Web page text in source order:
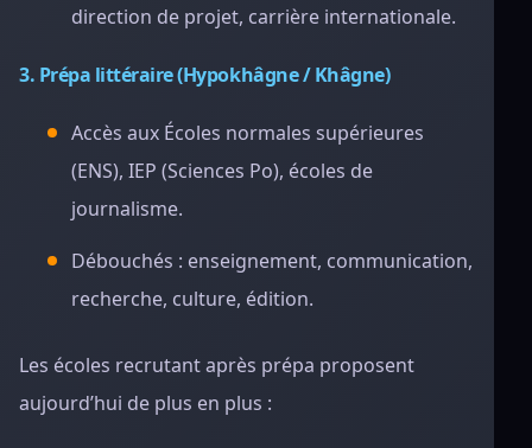
direction de projet, carrière internationale.
3. Prépa littéraire (Hypokhâgne / Khâgne)
Accès aux Écoles normales supérieures
(ENS), IEP (Sciences Po), écoles de
journalisme.
Débouchés : enseignement, communication,
recherche, culture, édition.
Les écoles recrutant après prépa proposent
aujourd’hui de plus en plus :